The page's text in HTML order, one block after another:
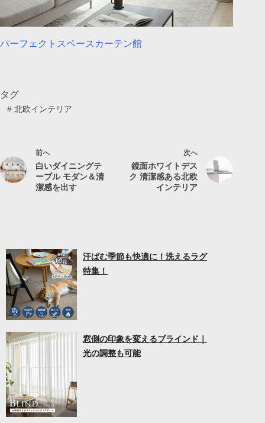
パーフェクトスペースカーテン館
タグ
#北欧インテリア
前へ
白いダイニングテ
ーブル モダン＆清
潔感を出す
次へ
鏡面ホワイトデス
ク 清潔感ある北欧
インテリア
汗ばむ季節も快適に！洗えるラグ
特集！
窓側の印象を変えるブラインド｜
光の調整も可能